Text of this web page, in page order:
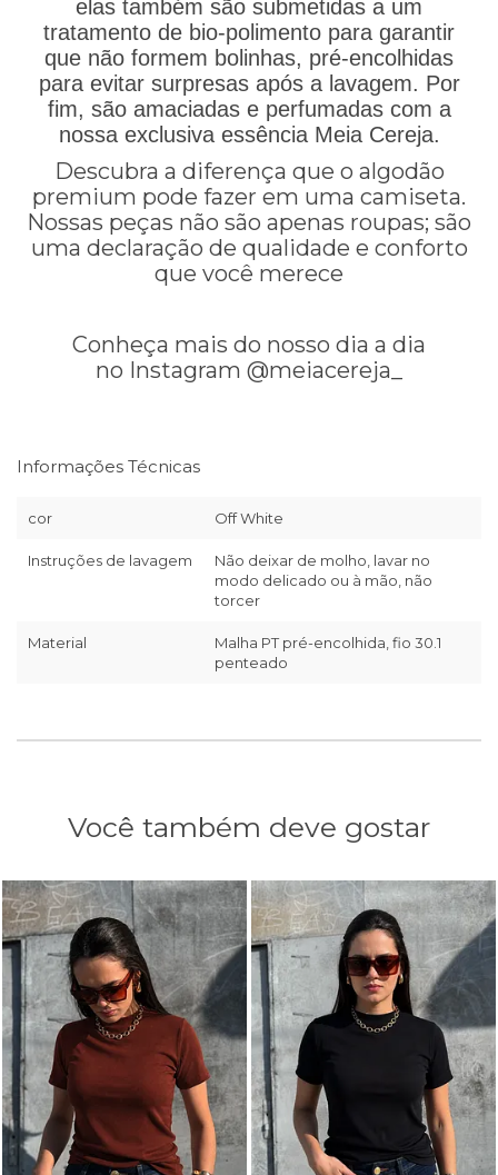
elas também são submetidas a um
tratamento de bio-polimento para garantir
que não formem bolinhas, pré-encolhidas
para evitar surpresas após a lavagem. Por
fim, são amaciadas e perfumadas com a
nossa exclusiva essência Meia Cereja.
Descubra a diferença que o algodão
premium pode fazer em uma camiseta.
Nossas peças não são apenas roupas; são
uma declaração de qualidade e conforto
que você merece
Conheça mais do nosso dia a dia
no Instagram @meiacereja_
Informações Técnicas
cor Off White
Instruções de lavagem
Não deixar de molho, lavar no
modo delicado ou à mão, não
torcer
Material
Malha PT pré-encolhida, fio 30.1
penteado
Você também deve gostar